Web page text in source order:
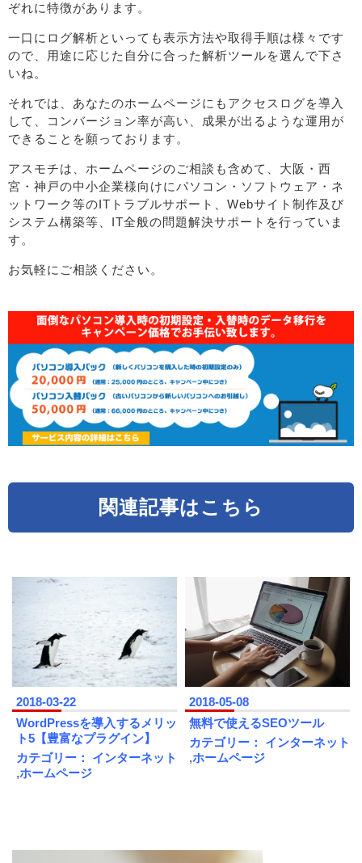
ぞれに特徴があります。
一口にログ解析といっても表示方法や取得手順は様々です
ので、用途に応じた自分に合った解析ツールを選んで下さ
いね。
それでは、あなたのホームページにもアクセスログを導入
して、コンバージョン率が高い、成果が出るような運用が
できることを願っております。
アスモチは、ホームページのご相談も含めて、大阪・西
宮・神戸の中小企業様向けにパソコン・ソフトウェア・ネ
ットワーク等のITトラブルサポート、Webサイト制作及び
システム構築等、IT全般の問題解決サポートを行っていま
す。
お気軽にご相談ください。
関連記事はこちら
2018-03-22
WordPressを導入するメリッ
ト5【豊富なプラグイン】
カテゴリー： インターネット
,ホームページ
2018-05-08
無料で使えるSEOツール
カテゴリー： インターネット
,ホームページ